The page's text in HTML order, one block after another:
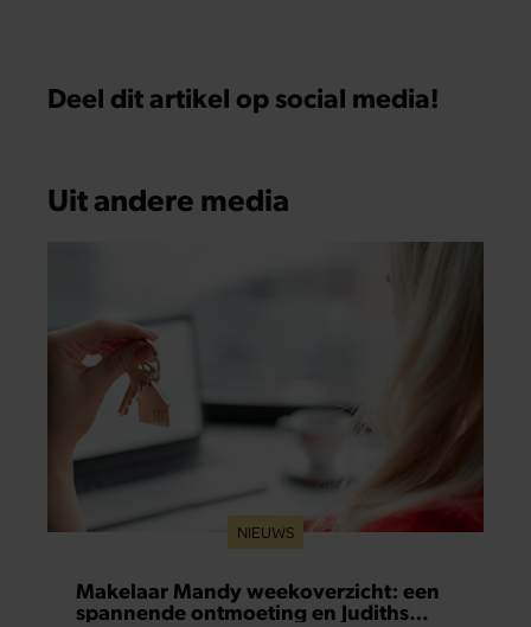
Deel dit artikel op social media!
Uit andere media
NIEUWS
Makelaar Mandy weekoverzicht: een
spannende ontmoeting en Judiths